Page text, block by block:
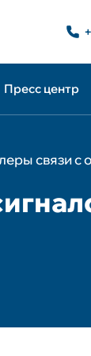
Пресс центр
связи